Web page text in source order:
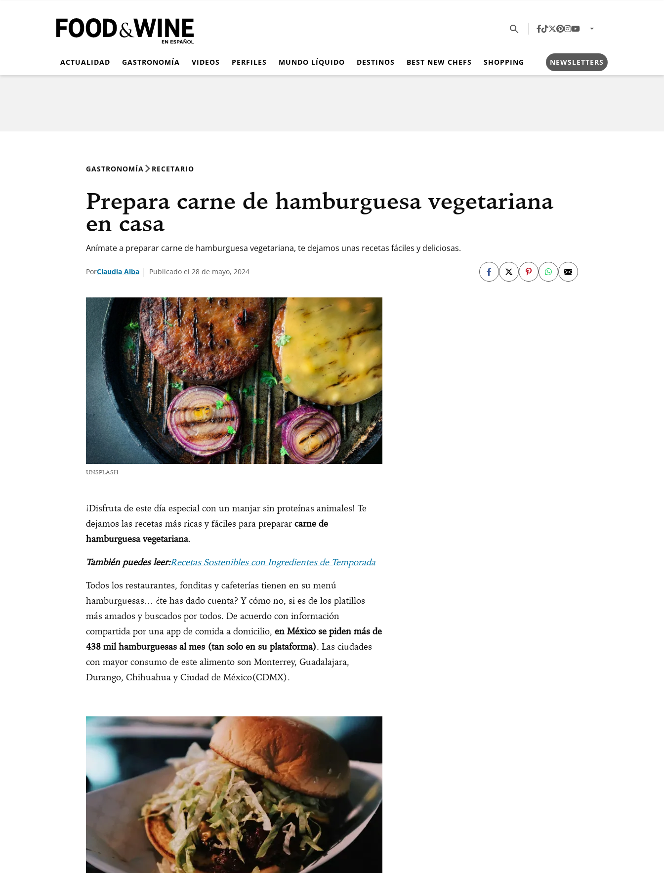
ACTUALIDAD GASTRONOMÍA VIDEOS PERFILES MUNDO LÍQUIDO DESTINOS BEST NEW CHEFS SHOPPING NEWSLETTERS
GASTRONOMÍA RECETARIO
Prepara carne de hamburguesa vegetariana
en casa
Anímate a preparar carne de hamburguesa vegetariana, te dejamos unas recetas fáciles y deliciosas.
PorClaudia Alba Publicado el 28 de mayo, 2024
UNSPLASH
¡Disfruta de este día especial con un manjar sin proteínas animales! Te
dejamos las recetas más ricas y fáciles para preparar carne de
hamburguesa vegetariana.
También puedes leer:Recetas Sostenibles con Ingredientes de Temporada
Todos los restaurantes, fonditas y cafeterías tienen en su menú
hamburguesas… ¿te has dado cuenta? Y cómo no, si es de los platillos
más amados y buscados por todos. De acuerdo con información
compartida por una app de comida a domicilio, en México se piden más de
438 mil hamburguesas al mes (tan solo en su plataforma). Las ciudades
con mayor consumo de este alimento son Monterrey, Guadalajara,
Durango, Chihuahua y Ciudad de México(CDMX).